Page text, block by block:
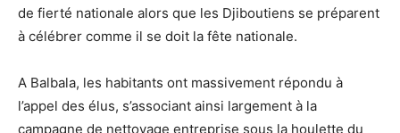
de fierté nationale alors que les Djiboutiens se préparent
à célébrer comme il se doit la fête nationale.
A Balbala, les habitants ont massivement répondu à
l’appel des élus, s’associant ainsi largement à la
campagne de nettoyage entreprise sous la houlette du